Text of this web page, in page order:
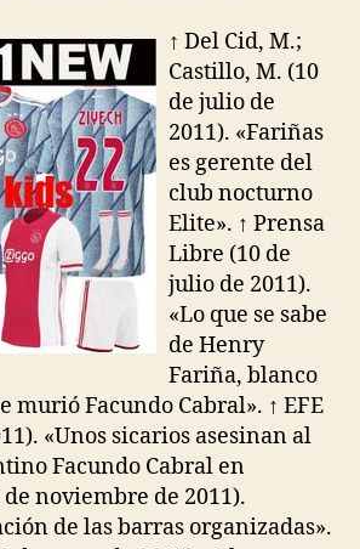
↑ Del Cid, M.;
Castillo, M. (10
de julio de
2011). «Fariñas
es gerente del
club nocturno
Elite». ↑ Prensa
Libre (10 de
julio de 2011).
«Lo que se sabe
de Henry
Fariña, blanco
murió Facundo Cabral». ↑ EFE
«Unos sicarios asesinan al
Facundo Cabral en
noviembre de 2011).
de las barras organizadas».